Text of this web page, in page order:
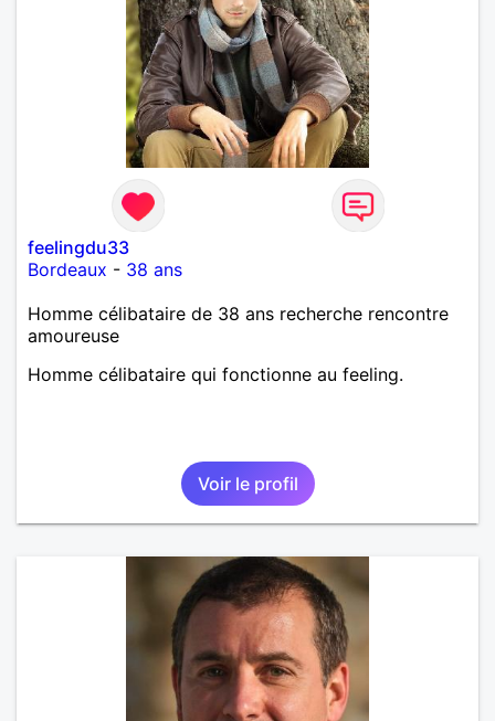
feelingdu33
Bordeaux - 38 ans
Homme célibataire de 38 ans recherche rencontre
amoureuse
Homme célibataire qui fonctionne au feeling.
Voir le profil